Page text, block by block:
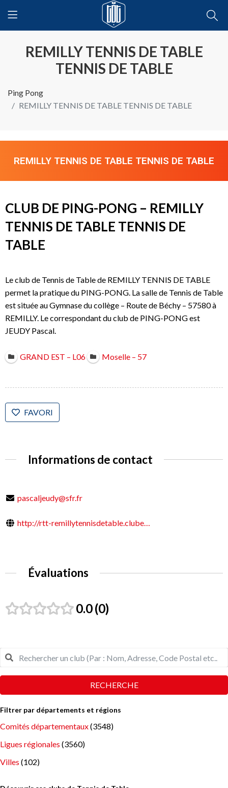
REMILLY TENNIS DE TABLE
TENNIS DE TABLE
Ping Pong
REMILLY TENNIS DE TABLE TENNIS DE TABLE
REMILLY TENNIS DE TABLE TENNIS DE TABLE
CLUB DE PING-PONG – REMILLY
TENNIS DE TABLE TENNIS DE
TABLE
Le club de Tennis de Table de REMILLY TENNIS DE TABLE
permet la pratique du PING-PONG. La salle de Tennis de Table
est située au Gymnase du collège – Route de Béchy – 57580 à
REMILLY. Le correspondant du club de PING-PONG est
JEUDY Pascal.
GRAND EST – L06 Moselle – 57
FAVORI
Informations de contact
pascaljeudy@sfr.fr
http://rtt-remillytennisdetable.clube…
Évaluations
0.0 0
RECHERCHE
Filtrer par départements et régions
Comités départementaux(3548)
Ligues régionales (3560)
Villes (102)